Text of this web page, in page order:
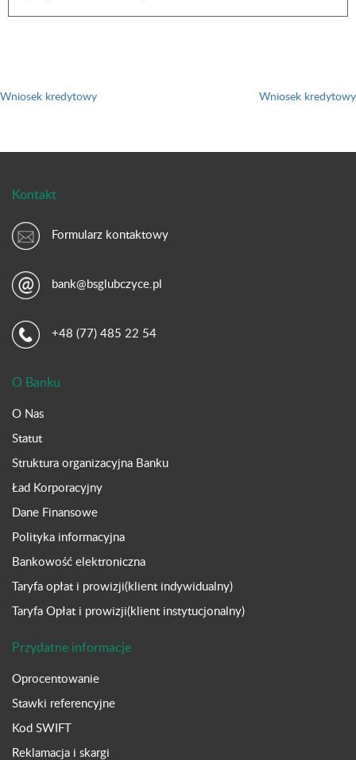
wpisu
Wniosek kredytowy Wniosek kredytowy
Kontakt
Formularz kontaktowy
bank@bsglubczyce.pl
+48 (77) 485 22 54
O Banku
O Nas
Statut
Struktura organizacyjna Banku
Ład Korporacyjny
Dane Finansowe
Polityka informacyjna
Bankowość elektroniczna
Taryfa opłat i prowizji(klient indywidualny)
Taryfa Opłat i prowizji(klient instytucjonalny)
Przydatne informacje
Oprocentowanie
Stawki referencyjne
Kod SWIFT
Reklamacja i skargi